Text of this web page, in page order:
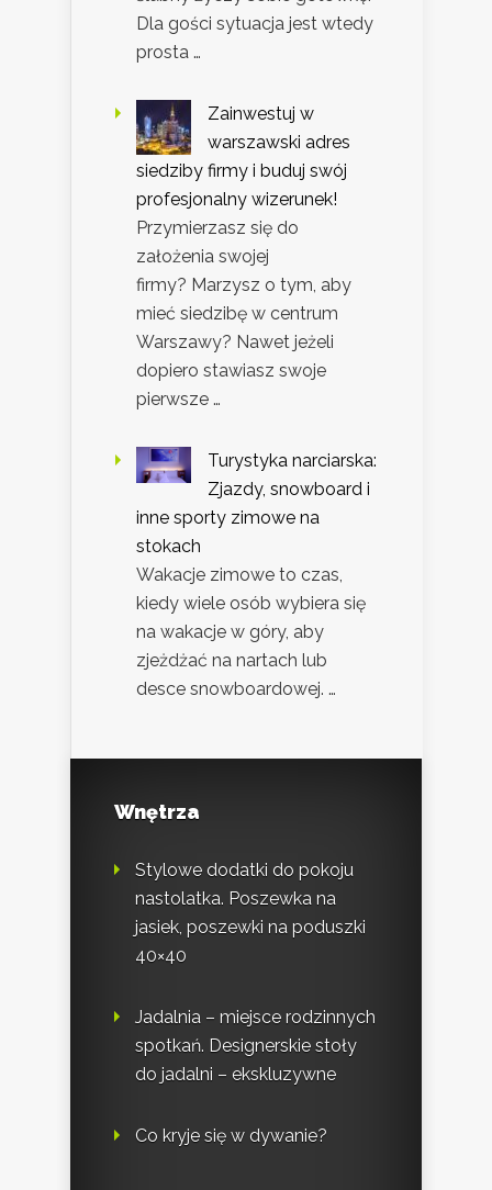
Dla gości sytuacja jest wtedy
prosta …
Zainwestuj w
warszawski adres
siedziby firmy i buduj swój
profesjonalny wizerunek!
Przymierzasz się do
założenia swojej
firmy? Marzysz o tym, aby
mieć siedzibę w centrum
Warszawy? Nawet jeżeli
dopiero stawiasz swoje
pierwsze …
Turystyka narciarska:
Zjazdy, snowboard i
inne sporty zimowe na
stokach
Wakacje zimowe to czas,
kiedy wiele osób wybiera się
na wakacje w góry, aby
zjeżdżać na nartach lub
desce snowboardowej. …
Wnętrza
Stylowe dodatki do pokoju
nastolatka. Poszewka na
jasiek, poszewki na poduszki
40×40
Jadalnia – miejsce rodzinnych
spotkań. Designerskie stoły
do jadalni – ekskluzywne
Co kryje się w dywanie?